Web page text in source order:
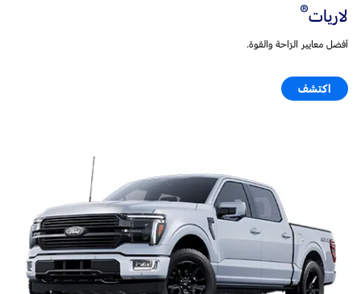
لاريات®
أفضل معايير الرّاحة والقوة.
اكتشف